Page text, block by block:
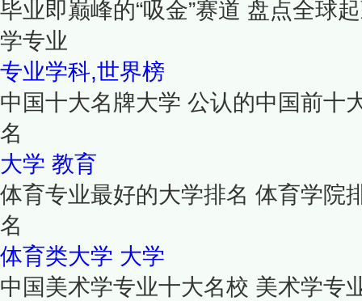
毕业即巅峰的“吸金”赛道 盘点全球
学专业
专业学科,世界榜
中国十大名牌大学 公认的中国前十
名
大学 教育
体育专业最好的大学排名 体育学院
名
体育类大学 大学
中国美术学专业十大名校 美术学专